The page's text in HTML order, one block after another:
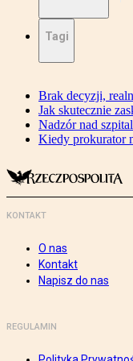
Tagi
Brak decyzji,
Jak skutecznie
Nadzór nad
Kiedy prokurator
KONTAKT
O nas
Kontakt
Napisz do nas
REGULAMIN